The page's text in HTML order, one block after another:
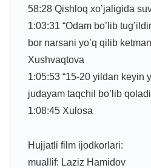
58:28 Qishloq xo’jaligida
1:03:31 “Odam bo’lib
bor narsani yo’q qilib
Xushvaqtova
1:05:53 “15-20 yildan keyin
judayam taqchil bo’lib
1:08:45 Xulosa
Hujjatli film ijodkorlari:
muallif: Laziz Hamidov